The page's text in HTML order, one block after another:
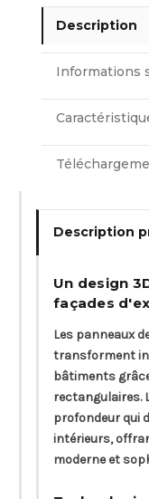
Description
Informations
Description
Un design
façades
Les panneaux
transforment
bâtiments
rectangulaires.
profondeur qui
intérieurs,
moderne et